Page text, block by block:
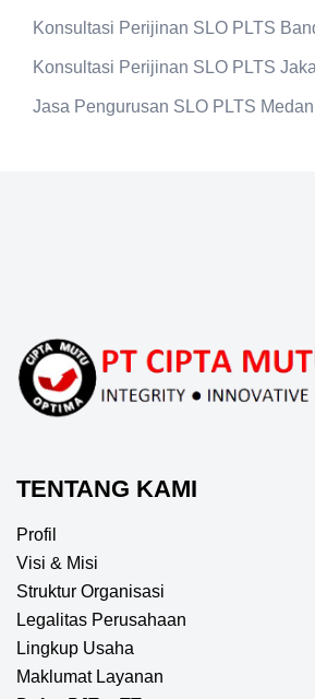
Konsultasi Perijinan SLO PLTS
Konsultasi Perijinan SLO PLTS
Jasa Pengurusan SLO PLTS Medan
TENTANG KAMI
Profil
Visi & Misi
Struktur Organisasi
Legalitas Perusahaan
Lingkup Usaha
Maklumat Layanan